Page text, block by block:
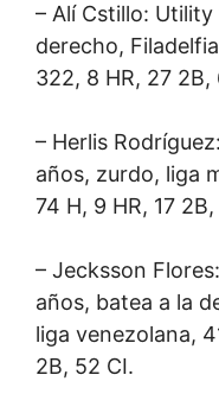
– Alí Cstillo:
derecho,
322, 8 HR, 27 2B,
– Herlis
años, zurdo, liga
74 H, 9 HR, 17 2B,
– Jecksson
años, batea a la
liga venezolana,
2B, 52 CI.